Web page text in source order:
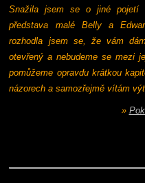
Snažila jsem se o jiné pojetí
představa malé Belly a
rozhodla jsem se, že vám
otevřený a nebudeme se mezi
pomůžeme opravdu krátkou
názorech a samozřejmě vítám
»